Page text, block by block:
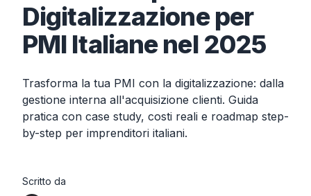
Digitalizzazione per
PMI Italiane nel 2025
Trasforma la tua PMI con la digitalizzazione: dalla
gestione interna all'acquisizione clienti. Guida
pratica con case study, costi reali e roadmap step-
by-step per imprenditori italiani.
Scritto da